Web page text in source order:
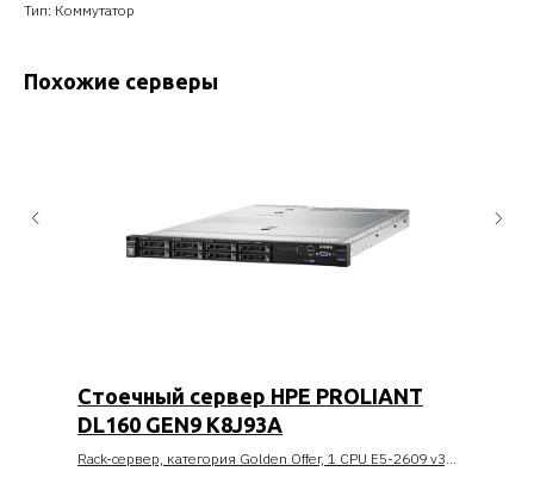
Тип: Коммутатор
Похожие серверы
Стоечный сервер HPE PROLIANT
DL160 GEN9 K8J93A
Rack-сервер, категория Golden Offer, 1 CPU E5-2609 v3,